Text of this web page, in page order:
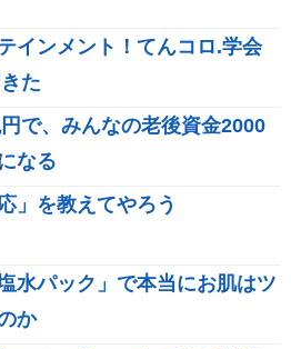
インメント！てんコロ.学会
た
で、みんなの老後資金2000
なる
」を教えてやろう
水パック」で本当にお肌はツ
か